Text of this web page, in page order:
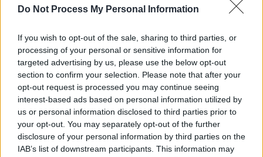
Do Not Process My Personal Information
If you wish to opt-out of the sale, sharing to third parties, or
processing of your personal or sensitive information for
targeted advertising by us, please use the below opt-out
section to confirm your selection. Please note that after your
opt-out request is processed you may continue seeing
interest-based ads based on personal information utilized by
us or personal information disclosed to third parties prior to
your opt-out. You may separately opt-out of the further
disclosure of your personal information by third parties on the
IAB’s list of downstream participants. This information may
Όσο για τηνπολλάκις εξαγγελθείσα
προμήθεια καινούριων συρμών για τις
γραμμές 2 και 3 , επί του παρόντος έχει
αποφασιστεί το μείγμα της αγοράς που θα
περιλαμβάνει12 συμβατικούς συρμούς και 7
διρευματικούς,οι οποίοι διαθέτουν
παντογράφο ώστε να συνδέουν το
Αεροδρόμιο κινούμενοι και στο υπέργειο